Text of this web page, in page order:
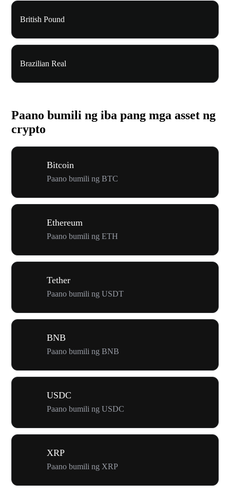
British Pound
Brazilian Real
Paano bumili ng iba pang mga asset ng
crypto
Bitcoin
Paano bumili ng BTC
Ethereum
Paano bumili ng ETH
Tether
Paano bumili ng USDT
BNB
Paano bumili ng BNB
USDC
Paano bumili ng USDC
XRP
Paano bumili ng XRP